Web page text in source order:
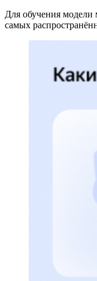
Для обучения модели
самых